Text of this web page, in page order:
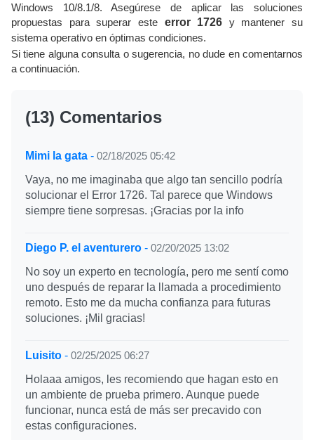
Windows 10/8.1/8. Asegúrese de aplicar las soluciones
propuestas para superar este error 1726 y mantener su
sistema operativo en óptimas condiciones.
Si tiene alguna consulta o sugerencia, no dude en comentarnos
a continuación.
(13) Comentarios
Mimi la gata - 02/18/2025 05:42
Vaya, no me imaginaba que algo tan sencillo podría
solucionar el Error 1726. Tal parece que Windows
siempre tiene sorpresas. ¡Gracias por la info
Diego P. el aventurero - 02/20/2025 13:02
No soy un experto en tecnología, pero me sentí como
uno después de reparar la llamada a procedimiento
remoto. Esto me da mucha confianza para futuras
soluciones. ¡Mil gracias!
Luisito - 02/25/2025 06:27
Holaaa amigos, les recomiendo que hagan esto en
un ambiente de prueba primero. Aunque puede
funcionar, nunca está de más ser precavido con
estas configuraciones.